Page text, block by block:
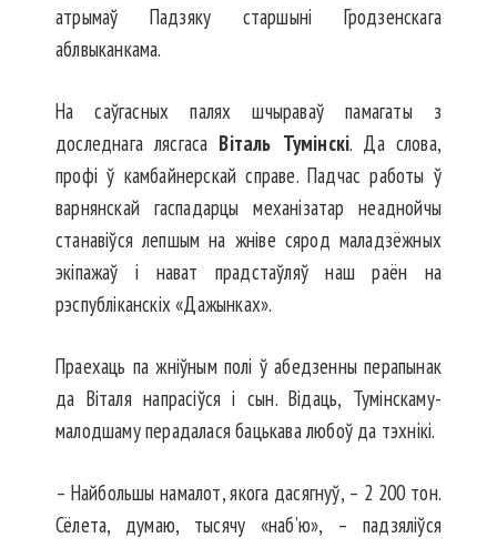
атрымаў Падзяку старшыні Гродзенскага
аблвыканкама.
На саўгасных палях шчыраваў памагаты з
доследнага лясгаса Віталь Тумінскі. Да слова,
профі ў камбайнерскай справе. Падчас работы ў
варнянскай гаспадарцы механізатар неаднойчы
станавіўся лепшым на жніве сярод маладзёжных
экіпажаў і нават прадстаўляў наш раён на
рэспубліканскіх «Дажынках».
Праехаць па жніўным полі ў абедзенны перапынак
да Віталя напрасіўся і сын. Відаць, Тумінскаму-
малодшаму перадалася бацькава любоў да тэхнікі.
– Найбольшы намалот, якога дасяг­нуў, – 2 200 тон.
Сёлета, думаю, тысячу «наб’ю», – падзяліўся